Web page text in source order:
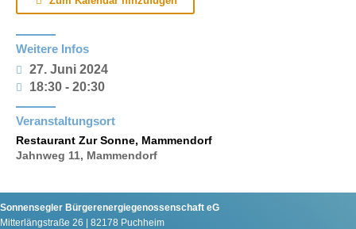
Weitere Infos
27. Juni 2024
18:30 - 20:30
Veranstaltungsort
Restaurant Zur Sonne, Mammendorf
Jahnweg 11, Mammendorf
Sonnensegler Bürgerenergiegenossenschaft eG
Mitterlängstraße 26 | 82178 Puchheim